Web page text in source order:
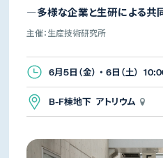
―多様な企業と生研による共
主催：生産技術研究所
6月5日（金） ・ 6日（土）
B-F棟地下 アトリウム